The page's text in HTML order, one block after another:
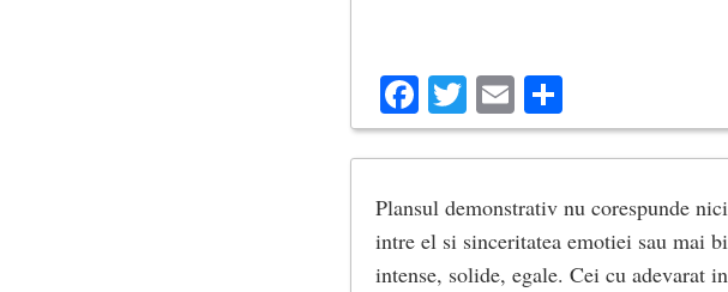
Facebook
Twitter
Email
Plansul demonstrativ nu corespunde
intre el si sinceritatea emotiei sau mai
intense, solide, egale. Cei cu adevarat